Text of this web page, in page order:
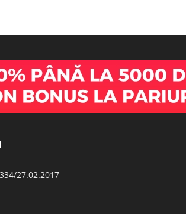
27.02.2017